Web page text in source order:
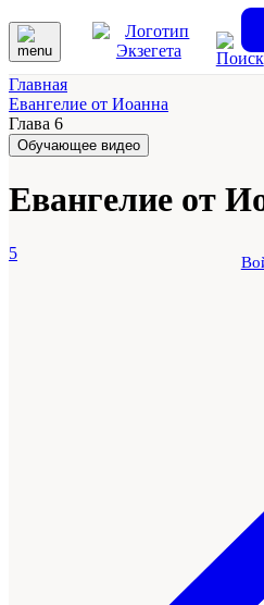
Главная
Евангелие от Иоанна
Глава 6
Обучающее видео
Евангелие от
5